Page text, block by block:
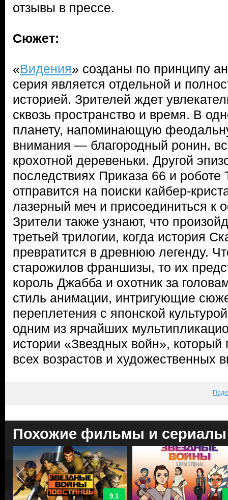
отзывы в прессе.
Сюжет:
«Видения» созданы по принципу
серия является отдельной и
историей. Зрителей ждет
сквозь пространство и время. В
планету, напоминающую
внимания — благородный ронин,
крохотной деревеньки. Другой
последствиях Приказа 66 и роботе
отправится на поиски кайбер-
лазерный меч и присоединиться к
Зрители также узнают, что
третьей трилогии, когда история
превратится в древнюю легенду.
старожилов франшизы, то их
король Джабба и охотник за
стиль анимации, интригующие
переплетения с японской
одним из ярчайших
истории «Звездных войн», который
всех возрастов и художественных
Похожие фильмы и сериалы
9.1